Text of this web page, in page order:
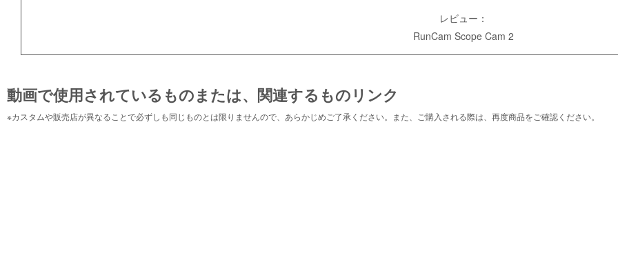
レビュー：
RunCam Scope Cam 2
動画で使用されているものまたは、関連するものリンク
※カスタムや販売店が異なることで必ずしも同じものとは限りませんので、あらかじめご了承ください。また、ご購入される際は、再度商品をご確認ください。